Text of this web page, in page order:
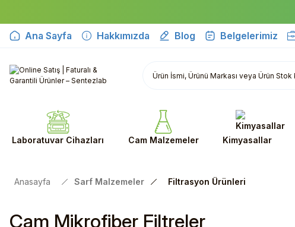
Ana Sayfa Hakkımızda Blog Belgelerimiz
Laboratuvar Cihazları Cam Malzemeler Kimyasallar
Anasayfa Sarf Malzemeler Filtrasyon Ürünleri
Cam Mikrofiber Filtreler